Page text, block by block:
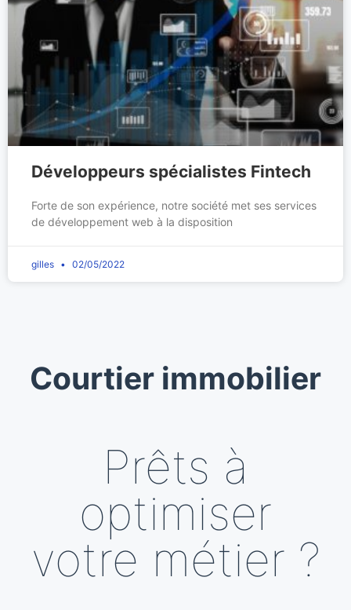
Développeurs spécialistes Fintech
Forte de son expérience, notre société met ses services
de développement web à la disposition
gilles 02/05/2022
Courtier immobilier
Prêts à
optimiser
votre métier ?